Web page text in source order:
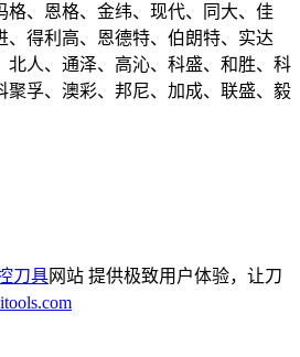
格、恩格、金纬、现代、同大、佳
、得利高、恩德特、伯朗特、实达
北人、通泽、高沁、科盛、和胜、科
聚孚、澳彩、邦尼、加成、联盛、毅
刀具网站 提供极致用户体验，让刀